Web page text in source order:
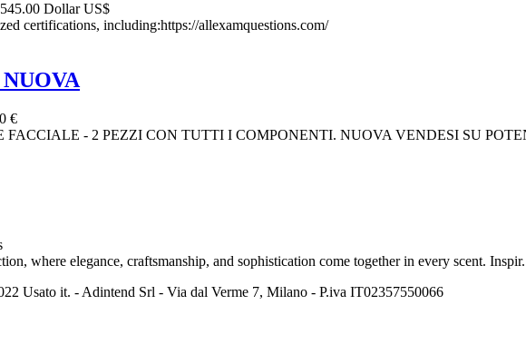
Dollar US$
certifications, including:https://allexamquestions.com/
€
- 2 PEZZI CON TUTTI I COMPONENTI. NUOVA VENDESI SU
where elegance, craftsmanship, and sophistication come together in every scent.
Usato it. - Adintend Srl - Via dal Verme 7, Milano - P.iva IT02357550066